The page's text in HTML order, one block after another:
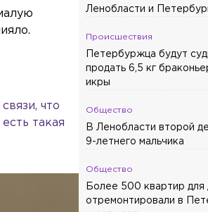
что
такая
Ленобласти и
Происшествия
Петербуржца будут
продать 6,5 кг
икры
Общество
В Ленобласти второй
9-летнего мальчика
Общество
Более 500 квартир для
отремонтировали в